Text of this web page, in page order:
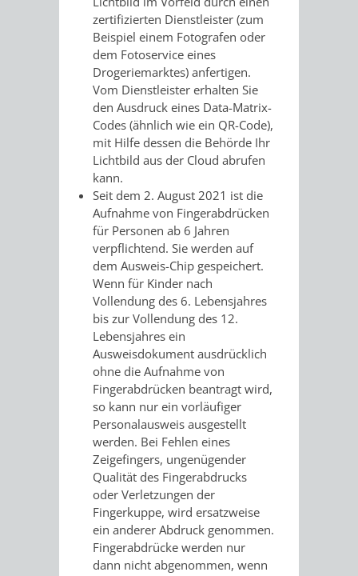
PRESSE-
DES
STADTKÄMMEREI
FINANZEN
zertifizierten Dienstleister (zum
Beispiel einem Fotografen oder
dem Fotoservice eines
Drogeriemarktes) anfertigen.
Vom Dienstleister erhalten Sie
den Ausdruck eines Data-Matrix-
Codes (ähnlich wie ein QR-Code),
mit Hilfe dessen die Behörde Ihr
Lichtbild aus der Cloud abrufen
kann.
Seit dem 2. August 2021 ist die
Aufnahme von Fingerabdrücken
für Personen ab 6 Jahren
verpflichtend. Sie werden auf
dem Ausweis-Chip gespeichert.
Wenn für Kinder nach
Vollendung des 6. Lebensjahres
bis zur Vollendung des 12.
Lebensjahres ein
Ausweisdokument ausdrücklich
ohne die Aufnahme von
Fingerabdrücken beantragt wird,
so kann nur ein vorläufiger
Personalausweis ausgestellt
werden. Bei Fehlen eines
Zeigefingers, ungenügender
Qualität des Fingerabdrucks
oder Verletzungen der
Fingerkuppe, wird ersatzweise
ein anderer Abdruck genommen.
Fingerabdrücke werden nur
dann nicht abgenommen, wenn